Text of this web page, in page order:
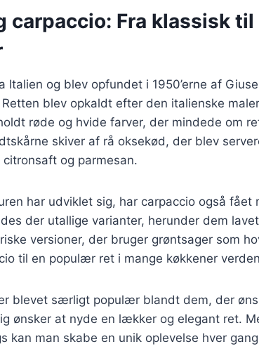
carpaccio: Fra klassisk
Italien og blev opfundet i 1950’erne af
Retten blev opkaldt efter den italienske
røde og hvide farver, der mindede om
skiver af rå oksekød, der blev
og parmesan.
har udviklet sig, har carpaccio også fået
der utallige varianter, herunder dem
versioner, der bruger grøntsager som
til en populær ret i mange køkkener
blevet særligt populær blandt dem, der
ønsker at nyde en lækker og elegant ret.
kan man skabe en unik oplevelse hver